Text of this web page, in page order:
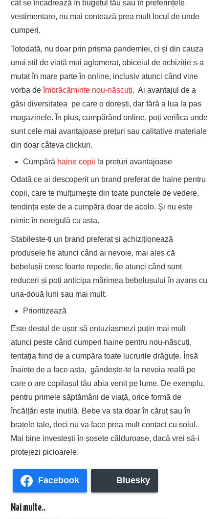
cât se încadrează în bugetul tău sau în preferințele
vestimentare, nu mai contează prea mult locul de unde
cumperi.
Totodată, nu doar prin prisma pandemiei, ci și din cauza
unui stil de viață mai aglomerat, obiceiul de achiziție s-a
mutat în mare parte în online, inclusiv atunci când vine
vorba deîmbrăcăminte nou-născuți. Ai avantajul de a
găsi diversitatea pe care o dorești, dar fără a lua la pas
magazinele. În plus, cumpărând online, poți verifica unde
sunt cele mai avantajoase prețuri sau calitative materiale
din doar câteva clickuri.
Cumpără haine copii la prețuri avantajoase
Odată ce ai descoperit un brand preferat de haine pentru
copii, care te mulțumește din toate punctele de vedere,
tendința este de a cumpăra doar de acolo. Și nu este
nimic în neregulă cu asta.
Stabileste-ti un brand preferat și achiziționează
produsele fie atunci când ai nevoie, mai ales că
bebelușii cresc foarte repede, fie atunci când sunt
reduceri și poți anticipa mărimea bebelușului în avans cu
una-două luni sau mai mult.
Prioritizează
Este destul de ușor să entuziasmezi puțin mai mult
atunci peste când cumperi haine pentru nou-născuți,
tentația fiind de a cumpăra toate lucrurile drăguțe. Însă
înainte de a face asta, gândește-te la nevoia reală pe
care o are copilașul tău abia venit pe lume. De exemplu,
pentru primele săptămâni de viață, orice formă de
încălțări este inutilă. Bebe va sta doar în căruț sau în
brațele tale, deci nu va face prea mult contact cu solul.
Mai bine investești în șosete călduroase, dacă vrei să-i
protejezi picioarele.
Facebook Bluesky
Mai multe..